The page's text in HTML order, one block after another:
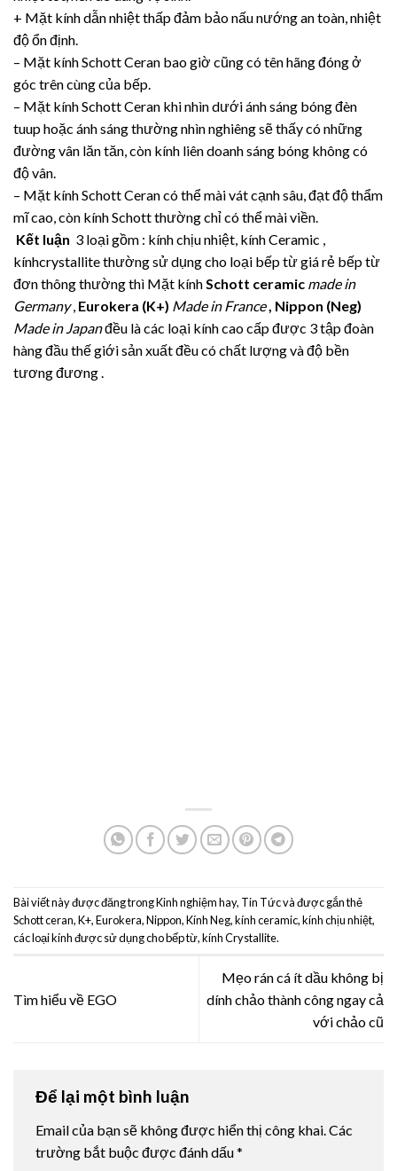
+ Mặt kính dẫn nhiệt thấp đảm bảo nấu nướng an toàn, nhiệt
độ ổn định.
– Mặt kính Schott Ceran bao giờ cũng có tên hãng đóng ở
góc trên cùng của bếp.
– Mặt kính Schott Ceran khi nhìn dưới ánh sáng bóng đèn
tuup hoặc ánh sáng thường nhìn nghiêng sẽ thấy có những
đường vân lăn tăn, còn kính liên doanh sáng bóng không có
độ vân.
– Mặt kính Schott Ceran có thể mài vát cạnh sâu, đạt độ thẩm
mĩ cao, còn kính Schott thường chỉ có thể mài viền.
Kết luận 3 loại gồm : kính chịu nhiệt, kính Ceramic ,
kínhcrystallite thường sử dụng cho loại bếp từ giá rẻ bếp từ
đơn thông thường thì Mặt kínhSchott ceramic made in
Germany, Eurokera (K+) Made in France, Nippon (Neg)
Made in Japanđều là các loại kính cao cấp được 3 tập đoàn
hàng đầu thế giới sản xuất đều có chất lượng và độ bền
tương đương .
Bài viết này được đăng trongKinh nghiệm hay, Tin Tứcvà được gắn thẻ
Schott ceran,K+,Eurokera,Nippon,Kính Neg,kính ceramic,kính chịu nhiệt,
các loại kính được sử dụng cho bếp từ,kính Crystallite.
Tìm hiểu về EGO
Mẹo rán cá ít dầu không bị
dính chảo thành công ngay cả
với chảo cũ
Để lại một bình luận
Email của bạn sẽ không được hiển thị công khai. Các
trường bắt buộc được đánh dấu*